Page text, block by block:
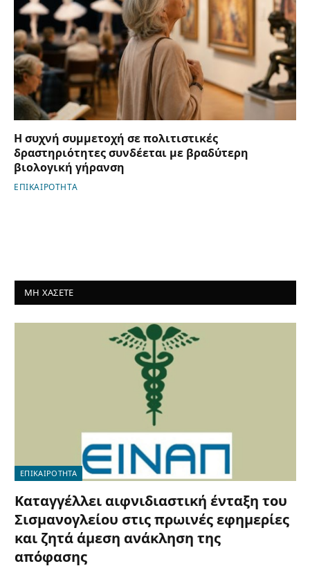
Η συχνή συμμετοχή σε πολιτιστικές
δραστηριότητες συνδέεται με βραδύτερη
βιολογική γήρανση
ΕΠΙΚΑΙΡΟΤΗΤΑ
ΜΗ ΧΑΣΕΤΕ
ΕΠΙΚΑΙΡΟΤΗΤΑ
Καταγγέλλει αιφνιδιαστική ένταξη του
Σισμανογλείου στις πρωινές εφημερίες
και ζητά άμεση ανάκληση της
απόφασης